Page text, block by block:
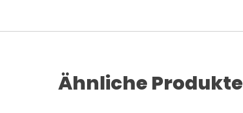
Ähnliche Produkte